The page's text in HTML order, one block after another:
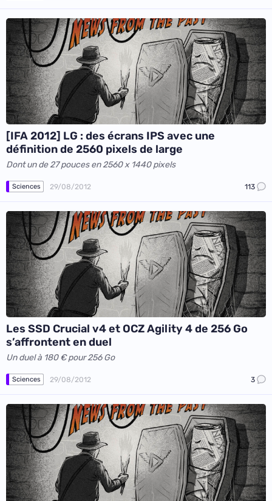
[IFA 2012] LG : des écrans IPS avec une
définition de 2560 pixels de large
Dont un de 27 pouces en 2560 x 1440 pixels
Sciences 29/08/2012 113
Les SSD Crucial v4 et OCZ Agility 4 de 256 Go
s’affrontent en duel
Un duel à 180 € pour 256 Go
Sciences 29/08/2012 3